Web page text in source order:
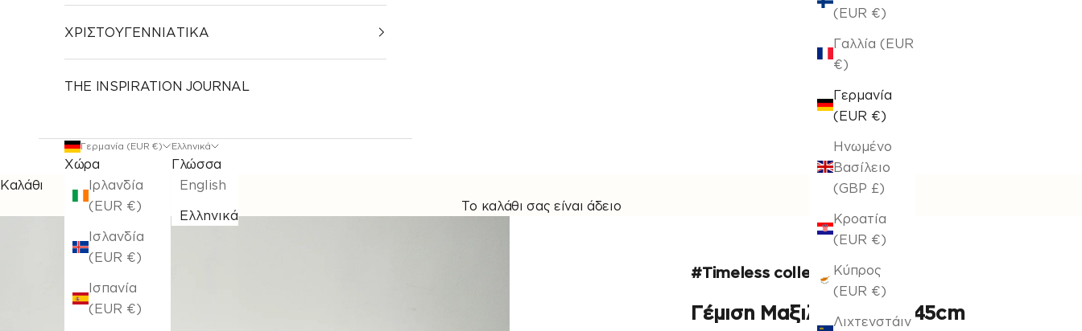
(EUR €)
Γαλλία (EUR
€)
Γερμανία
(EUR €)
Ηνωμένο
Βασίλειο
(GBP £)
Κροατία
(EUR €)
Κύπρος
(EUR €)
Λιχτενστάιν
ΧΡΙΣΤΟΥΓΕΝΝΙΑΤΙΚΑ
THE INSPIRATION JOURNAL
Γερμανία (EUR €)
Χώρα
Ιρλανδία
(EUR €)
Ισλανδία
(EUR €)
Ισπανία
(EUR €)
Ελληνικά
Γλώσσα
English
Ελληνικά
Καλάθι
Το καλάθι σας είναι άδειο
#Timeless collection
Γέμιση Μαξιλαριού 30x45cm